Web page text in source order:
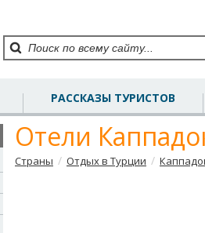
РАССКАЗЫ ТУРИСТОВ
Отели
Страны / Отдых в Турции /